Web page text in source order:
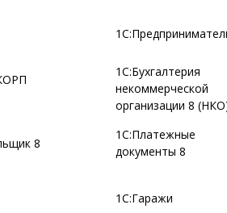
1С:Бухгалтерия
некоммерческой
организации 8
8
1С:Платежные
документы 8
1С:Гаражи